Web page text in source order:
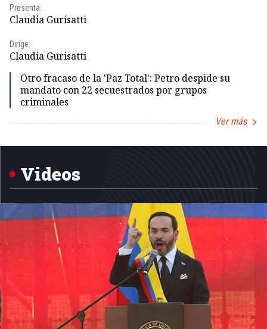
Presenta:
Claudia Gurisatti
Dirige:
Claudia Gurisatti
Otro fracaso de la 'Paz Total': Petro despide su
mandato con 22 secuestrados por grupos
criminales
Ver más
1
Videos